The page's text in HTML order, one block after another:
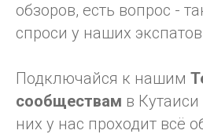
обзоров, есть вопрос -
спроси у наших
Подключайся к нашим
сообществам в
них у нас проходит всё